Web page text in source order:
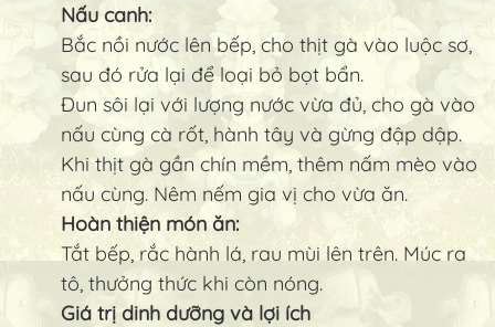
Nấu canh:
Bắc nồi nước lên bếp, cho thịt gà vào luộc sơ,
sau đó rửa lại để loại bỏ bọt bẩn.
Đun sôi lại với lượng nước vừa đủ, cho gà vào
nấu cùng cà rốt, hành tây và gừng đập dập.
Khi thịt gà gần chín mềm, thêm nấm mèo vào
nấu cùng. Nêm nếm gia vị cho vừa ăn.
Hoàn thiện món ăn:
Tắt bếp, rắc hành lá, rau mùi lên trên. Múc ra
tô, thưởng thức khi còn nóng.
Giá trị dinh dưỡng và lợi ích